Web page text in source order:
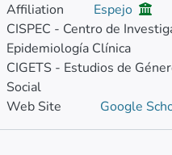
Affiliation
Espejo
CISPEC - Centro de
Epidemiología Clínica
CIGETS - Estudios de
Social
Web Site
Google